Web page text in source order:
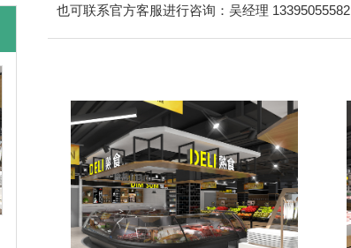
也可联系官方客服进行咨询：吴经理 13395055582